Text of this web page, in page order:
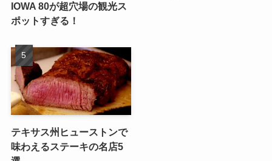
IOWA 80が超穴場の観光ス
ポットすぎる！
テキサス州ヒューストンで
味わえるステーキの名店5